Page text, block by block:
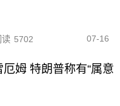
读 5702 07-16
姆 特朗普称有“属意